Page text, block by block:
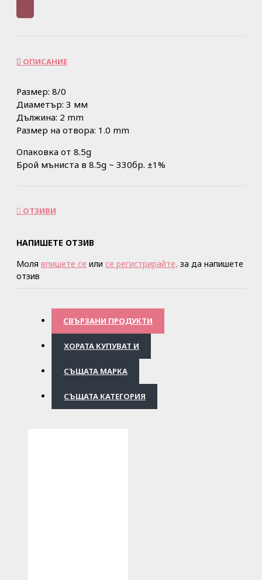
ОПИСАНИЕ
Размер: 8/0
Диаметър: 3 мм
Дължина: 2 mm
Размер на отвора: 1.0 mm
Опаковка от 8.5g
Брой мъниста в 8.5g ~ 330бр. ±1%
ОТЗИВИ
НАПИШЕТЕ ОТЗИВ
Моля впишете се или се регистрирайте, за да напишете
отзив
СВЪРЗАНИ ПРОДУКТИ
ХОРАТА КУПУВАТ И
СЪЩАТА МАРКА
СЪЩАТА КАТЕГОРИЯ